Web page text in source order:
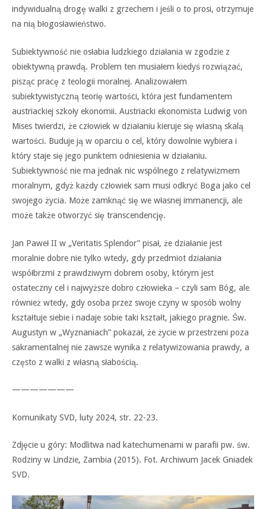
indywidualną drogę walki z grzechem i jeśli o to prosi, otrzymuje
na nią błogosławieństwo.
Subiektywność nie osłabia ludzkiego działania w zgodzie z
obiektywną prawdą. Problem ten musiałem kiedyś rozwiązać,
pisząc pracę z teologii moralnej. Analizowałem
subiektywistyczną teorię wartości, która jest fundamentem
austriackiej szkoły ekonomii. Austriacki ekonomista Ludwig von
Mises twierdzi, że człowiek w działaniu kieruje się własną skalą
wartości. Buduje ją w oparciu o cel, który dowolnie wybiera i
który staje się jego punktem odniesienia w działaniu.
Subiektywność nie ma jednak nic wspólnego z relatywizmem
moralnym, gdyż każdy człowiek sam musi odkryć Boga jako cel
swojego życia. Może zamknąć się we własnej immanencji, ale
może także otworzyć się transcendencję.
Jan Paweł II w „Veritatis Splendor” pisał, że działanie jest
moralnie dobre nie tylko wtedy, gdy przedmiot działania
współbrzmi z prawdziwym dobrem osoby, którym jest
ostateczny cel i najwyższe dobro człowieka – czyli sam Bóg, ale
również wtedy, gdy osoba przez swoje czyny w sposób wolny
kształtuje siebie i nadaje sobie taki kształt, jakiego pragnie. Św.
Augustyn w „Wyznaniach” pokazał, że życie w przestrzeni poza
sakramentalnej nie zawsze wynika z relatywizowania prawdy, a
często z walki z własną słabością.
———————
Komunikaty SVD, luty 2024, str. 22-23.
Zdjęcie u góry: Modlitwa nad katechumenami w parafii pw. św.
Rodziny w Lindzie, Zambia (2015). Fot. Archiwum Jacek Gniadek
SVD.